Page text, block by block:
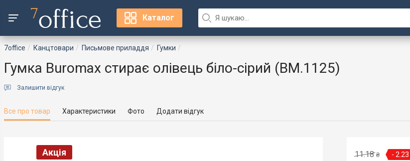
Каталог
7office Канцтовари Письмове приладдя Гумки
Гумка Buromax стирає олівець біло-сірий (BM.1125)
Залишити відгук
Все про товар Характеристики Фото Додати відгук
Акція
11.18 ₴ - 2.23